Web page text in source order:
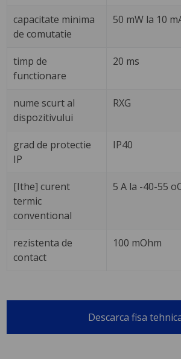
capacitate minima
de comutatie
50 mW la 10
timp de
functionare
20 ms
nume scurt al
dispozitivului
RXG
grad de protectie
IP
IP40
[Ithe] curent
termic
conventional
5 A la -40-55
rezistenta de
contact
100 mOhm
Descarca fisa